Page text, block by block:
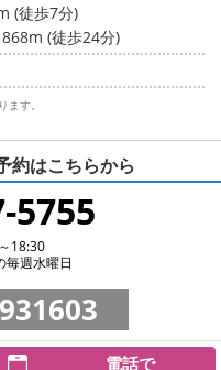
(徒歩7分)
(徒歩24分)
す。
約はこちらから
5755
18:30
毎週水曜日
電話で